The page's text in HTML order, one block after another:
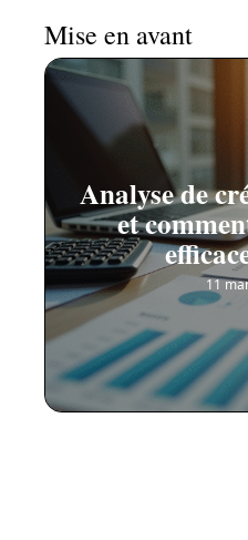
Mise en avant
Analyse de
et
11